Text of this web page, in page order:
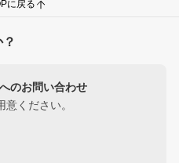
に戻る
のお問い合わせ
ください。